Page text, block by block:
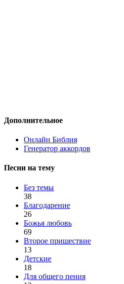
Дополнительное
Онлайн Библия
Генератор аккордов
Песни на тему
Без темы
38
Благодарение
26
Божья любовь
69
Второе пришествие
13
Детские
18
Для общего пения